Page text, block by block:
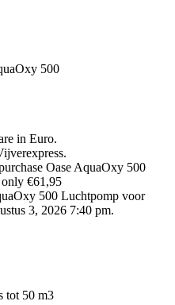
500
in Euro.
Oase AquaOxy 500
€61,95
500 Luchtpomp voor
3, 2026 7:40 pm.
tot 50 m3